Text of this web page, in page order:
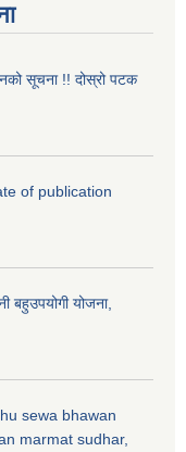
सूचना !! दोस्रो पटक
of publication
बहुउपयोगी योजना,
sewa bhawan
marmat sudhar,